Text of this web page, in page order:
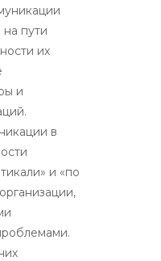
пути
их
и
в
и «по